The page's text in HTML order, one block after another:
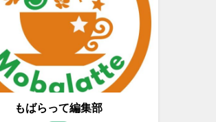
もばらって編集部